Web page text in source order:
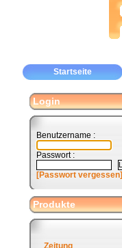
Startseite
Login
Benutzername :
Passwort :
[Passwort vergessen]
Produkte
Zeitung